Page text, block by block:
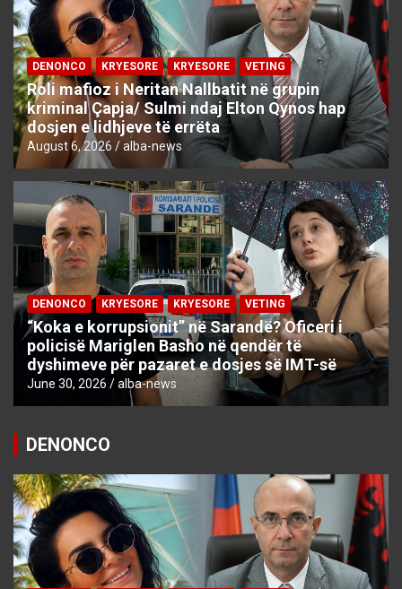
DENONCO KRYESORE KRYESORE VETING
Roli mafioz i Neritan Nallbatit në grupin
kriminal Çapja/ Sulmi ndaj Elton Qynos hap
dosjen e lidhjeve të errëta
August 6, 2026 alba-news
DENONCO KRYESORE KRYESORE VETING
“Koka e korrupsionit” në Sarandë? Oficeri i
policisë Mariglen Basho në qendër të
dyshimeve për pazaret e dosjes së IMT-së
June 30, 2026 alba-news
DENONCO